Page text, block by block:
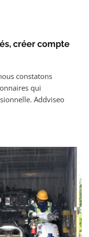
créer compte
constatons
qui
Addviseo